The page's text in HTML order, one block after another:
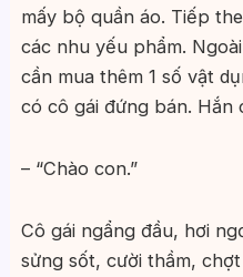
mấy bộ quần áo. Tiếp
các nhu yếu phẩm.
cần mua thêm 1 số vật
có cô gái đứng bán. Hắn
– “Chào con.”
Cô gái ngẩng đầu, hơi
sửng sốt, cười thầm,